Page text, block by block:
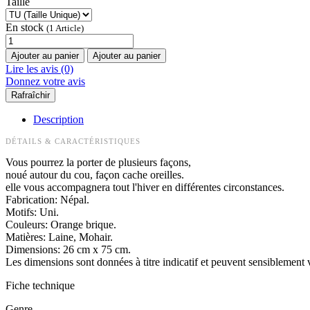
En stock (1 Article)
Ajouter au panier Ajouter au panier
Lire les avis (0)
Donnez votre avis
Description
DÉTAILS & CARACTÉRISTIQUES
Vous pourrez la porter de plusieurs façons,
noué autour du cou, façon cache oreilles.
elle vous accompagnera tout l'hiver en différentes circonstances.
Fabrication: Népal.
Motifs: Uni.
Couleurs: Orange brique.
Matières: Laine, Mohair.
Dimensions: 26 cm x 75 cm.
Les dimensions sont données à titre indicatif et peuvent sensiblement
Fiche technique